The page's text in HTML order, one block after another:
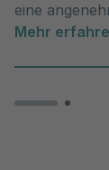
eine
Mehr